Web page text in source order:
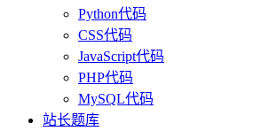
Python代码
CSS代码
JavaScript代码
PHP代码
MySQL代码
站长题库